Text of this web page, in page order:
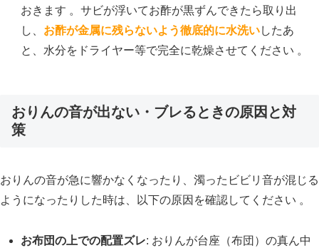
おきます 。サビが浮いてお酢が黒ずんできたら取り出
し、 お酢が金属に残らないよう徹底的に水洗いしたあ
と、水分をドライヤー等で完全に乾燥させてください 。
おりんの音が出ない・ブレるときの原因と対
策
おりんの音が急に響かなくなったり、濁ったビビリ音が混じる
ようになったりした時は、以下の原因を確認してください 。
お布団の上での配置ズレ: おりんが台座（布団）の真ん中